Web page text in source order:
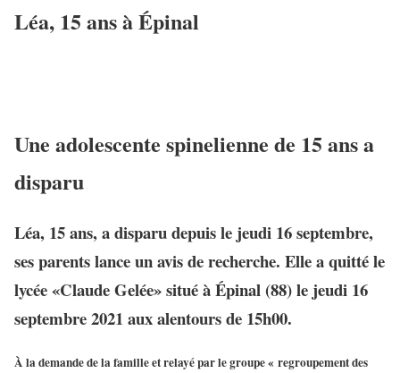
Léa, 15 ans à Épinal
Une adolescente spinelienne de 15 ans a
disparu
Léa, 15 ans, a disparu depuis le jeudi 16 septembre,
ses parents lance un avis de recherche. Elle a quitté le
lycée «Claude Gelée» situé à Épinal (88) le jeudi 16
septembre 2021 aux alentours de 15h00.
À la demande de la famille et relayé par le groupe « regroupement des